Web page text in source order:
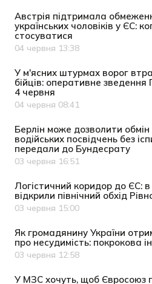
Австрія підтримала
українських чоловіків у ЄС:
стосуватися
Дата публікації
04 червня 13:38
У м'ясних штурмах ворог
бійців: оперативне
4 червня
Дата публікації
04 червня 08:41
Берлін може дозволити обмін
водійських посвідчень без
передали до Бундесрату
Дата публікації
03 червня 16:51
Логістичний коридор до ЄС: в
відкрили північний обхід
Дата публікації
03 червня 15:00
Як громадянину України
про несудимість: покрокова
Дата публікації
03 червня 12:58
У МЗС хочуть, щоб Євросоюз